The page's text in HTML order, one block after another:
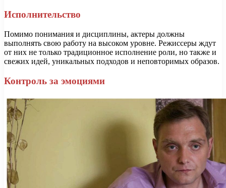
Исполнительство
Помимо понимания и дисциплины, актеры должны
выполнять свою работу на высоком уровне. Режиссеры ждут
от них не только традиционное исполнение роли, но также и
свежих идей, уникальных подходов и неповторимых образов.
Контроль за эмоциями